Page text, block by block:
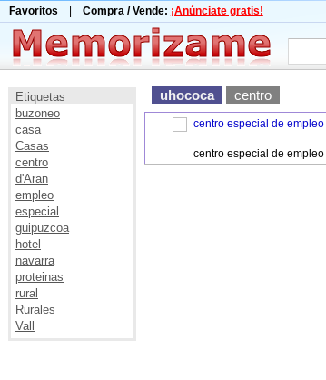
Favoritos Compra / Vende: ¡Anúnciate gratis!
Etiquetas
buzoneo
casa
Casas
centro
d'Aran
empleo
especial
guipuzcoa
hotel
navarra
proteinas
rural
Rurales
Vall
uhococa centro
centro especial de empleo
centro especial de empleo